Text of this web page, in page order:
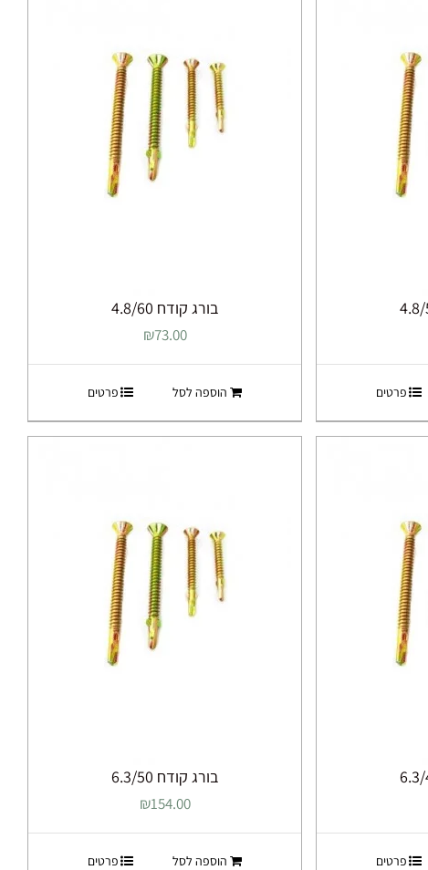
פרטים
בורג קודח 4.8/60
₪73.00
הוספה לסל פרטים
פרטים
בורג קודח 6.3/50
₪154.00
הוספה לסל פרטים